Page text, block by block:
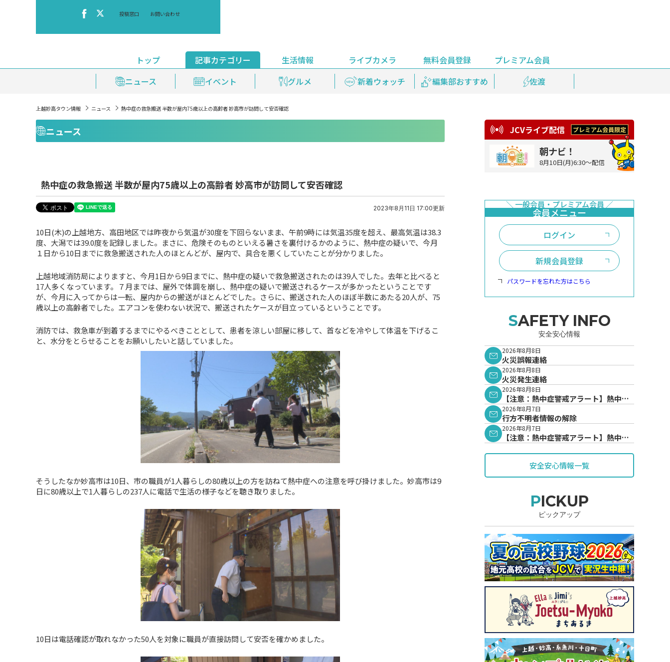
投稿窓口 お問い合わせ
トップ
記事カテゴリー
ニュース
イベント グルメ 新着ウォッチ 編集部おすすめ 佐渡
生活情報
おくやみ情報
安全安心情報 天気 上越妙高百景 鉄道情報
ライブカメラ 無料会員登録
プレミアム会員
ライブ配信
見逃し配信 プレミアム会員登録
上越妙高タウン情報 ニュース 熱中症の救急搬送 半数が屋内75歳以上の高齢者 妙高市が訪問して安否確認
ニュース
熱中症の救急搬送 半数が屋内75歳以上の高齢者 妙高市が訪問して安否確認
2023年8月11日 17:00更新
10日(木)の上越地方、高田地区では昨夜から気温が30度を下回らないまま、午前9時には気温35度を超え、最高気温は38.3
度、大潟では39.0度を記録しました。まさに、危険そのものといえる暑さを裏付けるかのように、熱中症の疑いで、今月
１日から10日までに救急搬送された人のほとんどが、屋内で、具合を悪くしていたことが分かりました。
上越地域消防局によりますと、今月1日から9日までに、熱中症の疑いで救急搬送されたのは39人でした。去年と比べると
17人多くなっています。７月までは、屋外で体調を崩し、熱中症の疑いで搬送されるケースが多かったということです
が、今月に入ってからは一転、屋内からの搬送がほとんどでした。さらに、搬送された人のほぼ半数にあたる20人が、75
歳以上の高齢者でした。エアコンを使わない状況で、搬送されたケースが目立っているということです。
消防では、救急車が到着するまでにやるべきこととして、患者を涼しい部屋に移して、首などを冷やして体温を下げるこ
と、水分をとらせることをお願いしたいと話していました。
そうしたなか妙高市は10日、市の職員が1人暮らしの80歳以上の方を訪ねて熱中症への注意を呼び掛けました。妙高市は9
日に80歳以上で1人暮らしの237人に電話で生活の様子などを聴き取りました。
10日は電話確認が取れなかった50人を対象に職員が直接訪問して安否を確かめました。
JCVライブ配信
朝ナビ！
8月10日(月)6:30～配信
ログイン
新規会員登録
パスワードを忘れた方はこちら
SAFETY INFO
安全安心情報
2026年8月8日
火災誤報連絡
2026年8月8日
火災発生連絡
2026年8月8日
【注意：熱中症警戒アラート】熱中症
警戒アラートが発表されています。
2026年8月7日
行方不明者情報の解除
2026年8月7日
【注意：熱中症警戒アラート】熱中症
安全安心情報一覧
PICKUP
ピックアップ